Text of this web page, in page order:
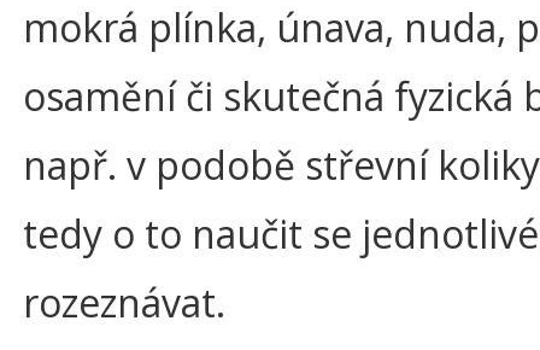
mokrá plínka, únava, nuda,
osamění či skutečná fyzická
např. v podobě střevní
tedy o to naučit se
rozeznávat.